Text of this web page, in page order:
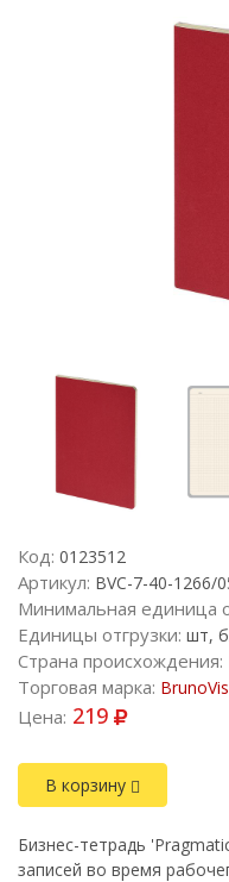
Код: 0123512
Артикул: BVC-7-40-1266/
Минимальная единица
Единицы отгрузки: шт,
Страна происхождения:
Торговая марка:
Цена: 219
В корзину
Бизнес-тетрадь
записей во время